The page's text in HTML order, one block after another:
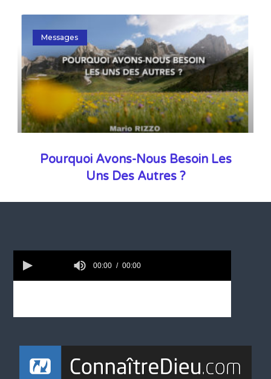
Messages
Pourquoi Avons-Nous Besoin Les
Uns Des Autres ?